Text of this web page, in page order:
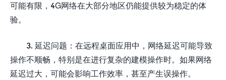
可能有限，4G网络在大部分地区仍能提供较为稳定的体
验。
3. 延迟问题：在远程桌面应用中，网络延迟可能导致
操作不顺畅，特别是在进行复杂的建模操作时。如果网络
延迟过大，可能会影响工作效率，甚至产生误操作。